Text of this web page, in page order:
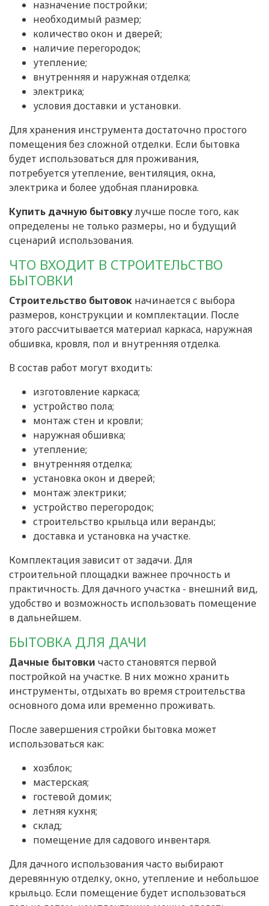
назначение постройки;
необходимый размер;
количество окон и дверей;
наличие перегородок;
утепление;
внутренняя и наружная отделка;
электрика;
условия доставки и установки.
Для хранения инструмента достаточно простого
помещения без сложной отделки. Если бытовка
будет использоваться для проживания,
потребуется утепление, вентиляция, окна,
электрика и более удобная планировка.
Купить дачную бытовкулучше после того, как
определены не только размеры, но и будущий
сценарий использования.
ЧТО ВХОДИТ В СТРОИТЕЛЬСТВО
БЫТОВКИ
Строительство бытовок начинается с выбора
размеров, конструкции и комплектации. После
этого рассчитывается материал каркаса, наружная
обшивка, кровля, пол и внутренняя отделка.
В состав работ могут входить:
изготовление каркаса;
устройство пола;
монтаж стен и кровли;
наружная обшивка;
утепление;
внутренняя отделка;
установка окон и дверей;
монтаж электрики;
устройство перегородок;
строительство крыльца или веранды;
доставка и установка на участке.
Комплектация зависит от задачи. Для
строительной площадки важнее прочность и
практичность. Для дачного участка - внешний вид,
удобство и возможность использовать помещение
в дальнейшем.
БЫТОВКА ДЛЯ ДАЧИ
Дачные бытовки часто становятся первой
постройкой на участке. В них можно хранить
инструменты, отдыхать во время строительства
основного дома или временно проживать.
После завершения стройки бытовка может
использоваться как:
хозблок;
мастерская;
гостевой домик;
летняя кухня;
склад;
помещение для садового инвентаря.
Для дачного использования часто выбирают
деревянную отделку, окно, утепление и небольшое
крыльцо. Если помещение будет использоваться